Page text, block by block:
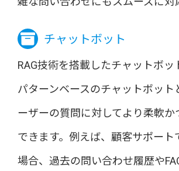
チャットボット
RAG技術を搭載したチャットボッ
パターンベースのチャットボット
ーザーの質問に対してより柔軟か
できます。例えば、顧客サポート
場合、過去の問い合わせ履歴や